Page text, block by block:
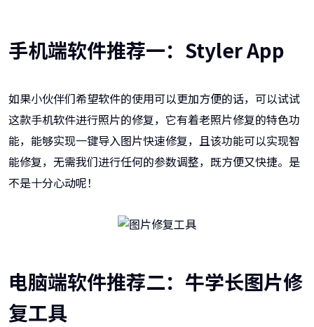
手机端软件推荐一：Styler App
如果小伙伴们希望软件的使用可以更加方便的话，可以试试
这款手机软件进行照片的修复，它有着老照片修复的特色功
能，能够实现一键导入图片快速修复，且该功能可以实现智
能修复，无需我们进行任何的参数调整，既方便又快捷。是
不是十分心动呢！
电脑端软件推荐二：牛学长图片修
复工具